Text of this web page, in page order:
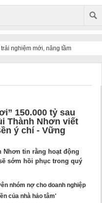
nghiệm mới, nâng tầm
cấp quốc tế
150.000 tỷ sau
Thành Nhơn viết
ý chí - Vững
Nhơn tin rằng hoạt động
sớm hồi phục trong quý
nhóm nợ cho doanh nghiệp
của nhà hảo tâm'